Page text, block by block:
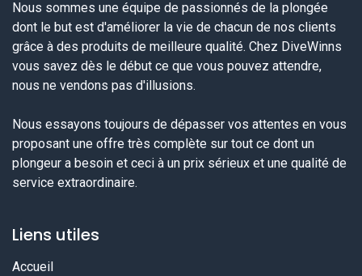
Nous sommes une équipe de passionnés de la plongée
dont le but est d'améliorer la vie de chacun de nos clients
grâce à des produits de meilleure qualité. Chez DiveWinns
vous savez dès le début ce que vous pouvez attendre,
nous ne vendons pas d'illusions.
Nous essayons toujours de dépasser vos attentes en vous
proposant une offre très complète sur tout ce dont un
plongeur a besoin et ceci à un prix sérieux et une qualité de
service extraordinaire.
Liens utiles
Accueil